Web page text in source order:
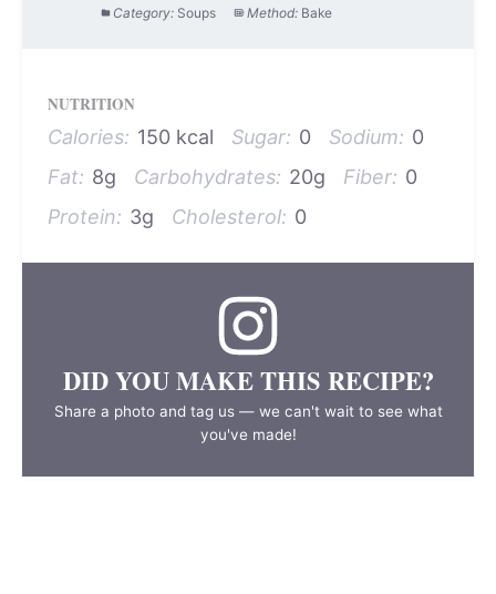
Category: Soups Method: Bake
NUTRITION
Calories: 150 kcal Sugar: 0 Sodium: 0
Fat: 8g Carbohydrates: 20g Fiber: 0
Protein: 3g Cholesterol: 0
DID YOU MAKE THIS RECIPE?
Share a photo and tag us — we can't wait to see what
you've made!